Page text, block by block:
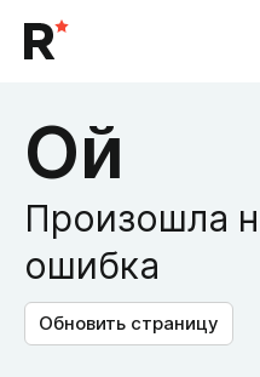
Ой
Произошла
ошибка
Обновить страницу